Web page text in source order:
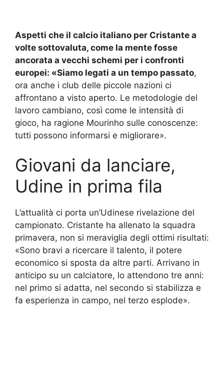
Aspetti che il calcio italiano per Cristante a
volte sottovaluta, come la mente fosse
ancorata a vecchi schemi per i confronti
europei: «Siamo legati a un tempo passato,
ora anche i club delle piccole nazioni ci
affrontano a visto aperto. Le metodologie del
lavoro cambiano, così come le intensità di
gioco, ha ragione Mourinho sulle conoscenze:
tutti possono informarsi e migliorare».
Giovani da lanciare,
Udine in prima fila
L’attualità ci porta un’Udinese rivelazione del
campionato. Cristante ha allenato la squadra
primavera, non si meraviglia degli ottimi risultati:
«Sono bravi a ricercare il talento, il potere
economico si sposta da altre parti. Arrivano in
anticipo su un calciatore, lo attendono tre anni:
nel primo si adatta, nel secondo si stabilizza e
fa esperienza in campo, nel terzo esplode».